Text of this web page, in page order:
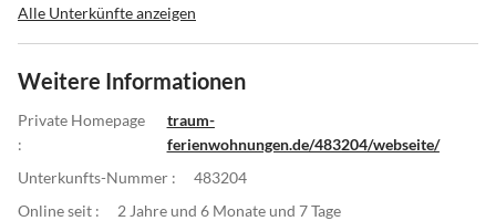
Alle Unterkünfte anzeigen
Weitere Informationen
Private Homepage
:
traum-
ferienwohnungen.de/483204/webseite/
Unterkunfts-Nummer :
483204
Online seit :
2 Jahre und 6 Monate und 7 Tage